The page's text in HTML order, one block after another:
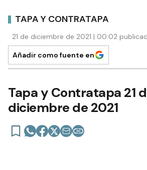
TAPA Y CONTRATAPA
21 de diciembre de 2021 | 00:02
Añadir como fuente en
Tapa y Contratapa 21
diciembre de 2021